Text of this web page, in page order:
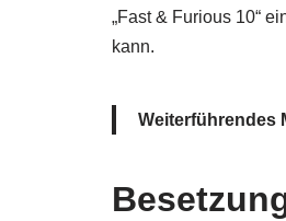
„Fast & Furious 10“
kann.
Weiterführendes